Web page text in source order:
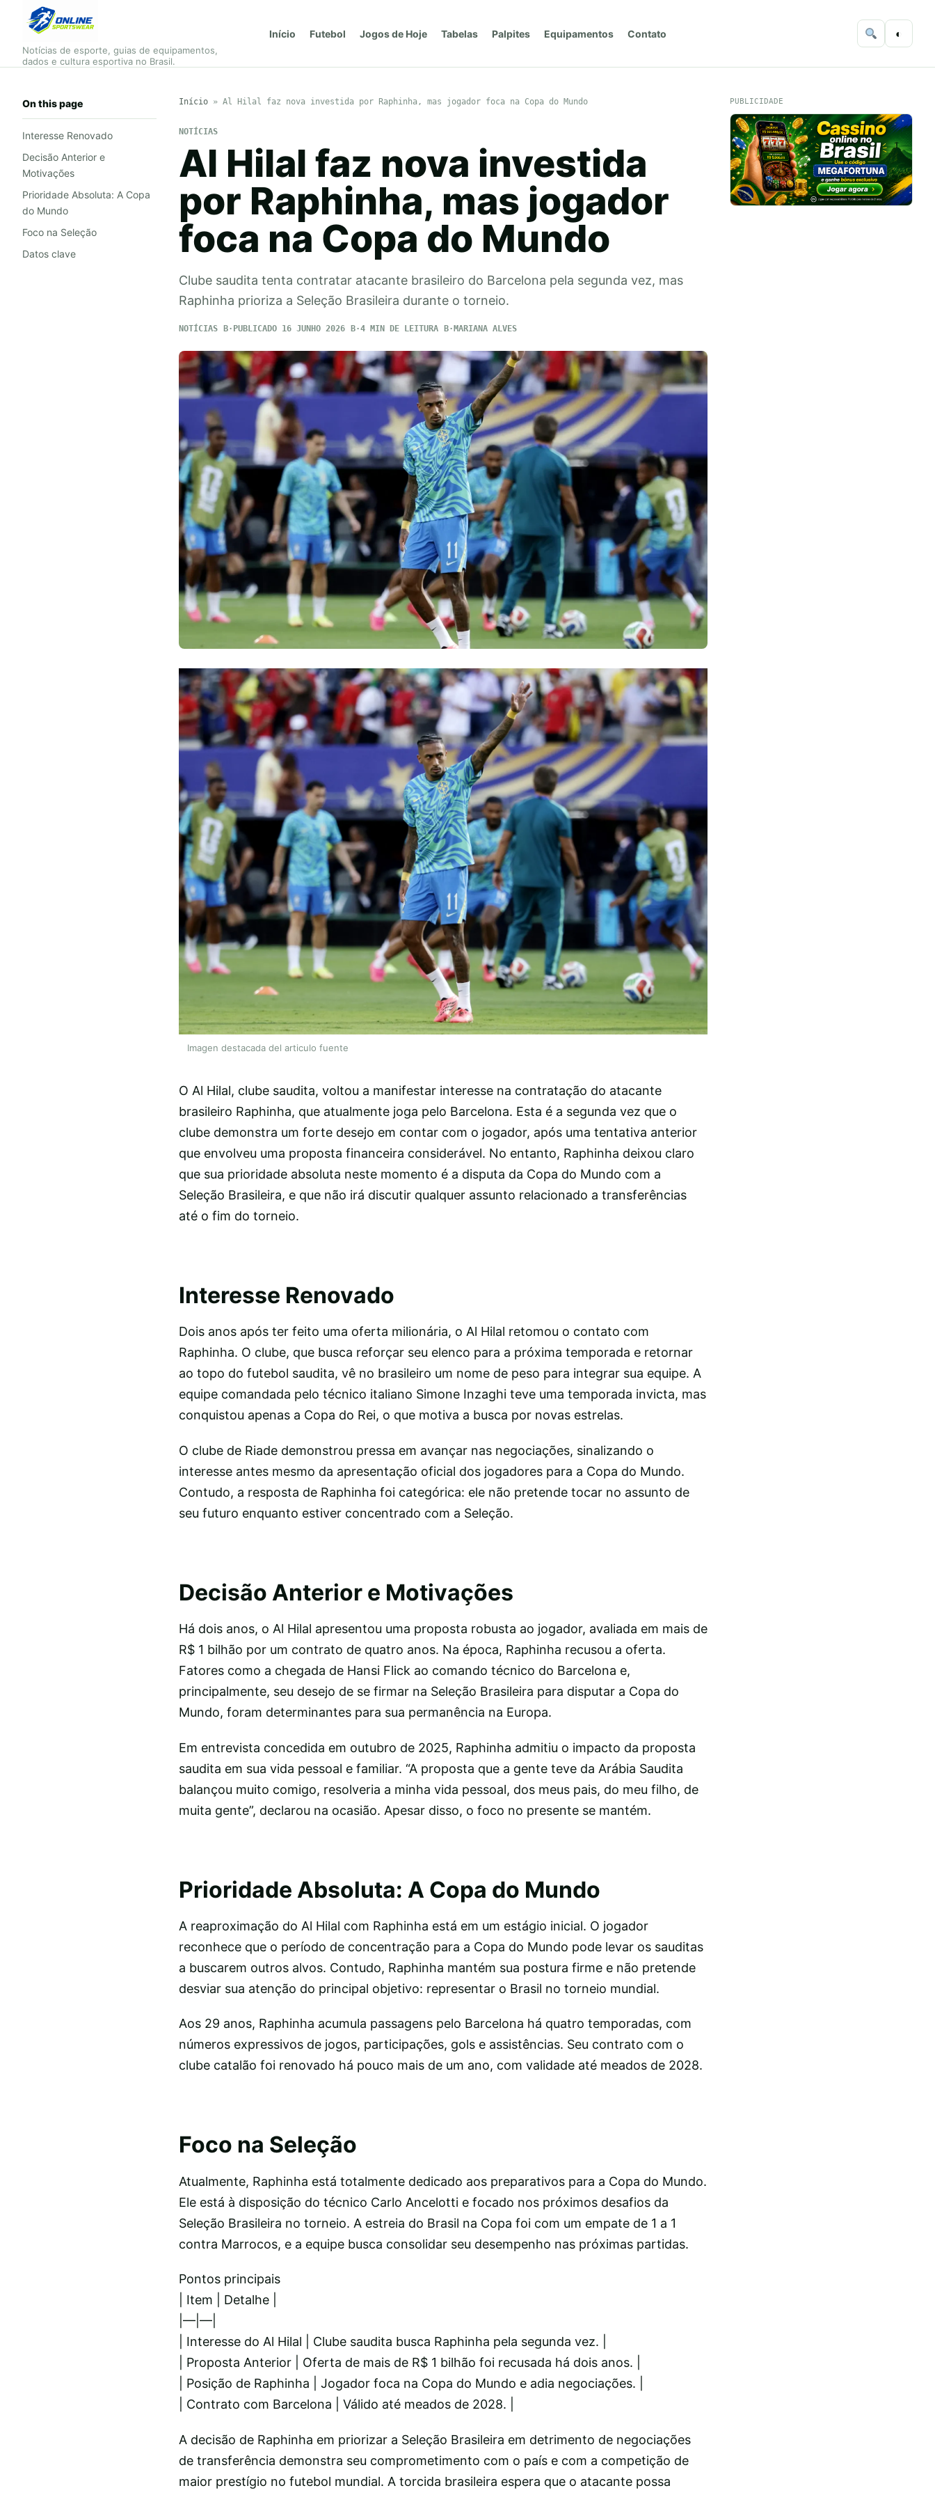
Notícias de esporte, guias de equipamentos,
dados e cultura esportiva no Brasil.
Início Futebol Jogos de Hoje Tabelas Palpites Equipamentos Contato ◐
On this page
Interesse Renovado
Decisão Anterior e
Motivações
Prioridade Absoluta: A Copa
do Mundo
Foco na Seleção
Datos clave
Início» Al Hilal faz nova investida por Raphinha, mas jogador foca na Copa do Mundo
NOTÍCIAS
Al Hilal faz nova investida
por Raphinha, mas jogador
foca na Copa do Mundo
Clube saudita tenta contratar atacante brasileiro do Barcelona pela segunda vez, mas
Raphinha prioriza a Seleção Brasileira durante o torneio.
NOTÍCIAS PUBLICADO 16 JUNHO 2026 4 MIN DE LEITURA MARIANA ALVES
Imagen destacada del articulo fuente
O Al Hilal, clube saudita, voltou a manifestar interesse na contratação do atacante
brasileiro Raphinha, que atualmente joga pelo Barcelona. Esta é a segunda vez que o
clube demonstra um forte desejo em contar com o jogador, após uma tentativa anterior
que envolveu uma proposta financeira considerável. No entanto, Raphinha deixou claro
que sua prioridade absoluta neste momento é a disputa da Copa do Mundo com a
Seleção Brasileira, e que não irá discutir qualquer assunto relacionado a transferências
até o fim do torneio.
Interesse Renovado
Dois anos após ter feito uma oferta milionária, o Al Hilal retomou o contato com
Raphinha. O clube, que busca reforçar seu elenco para a próxima temporada e retornar
ao topo do futebol saudita, vê no brasileiro um nome de peso para integrar sua equipe. A
equipe comandada pelo técnico italiano Simone Inzaghi teve uma temporada invicta, mas
conquistou apenas a Copa do Rei, o que motiva a busca por novas estrelas.
O clube de Riade demonstrou pressa em avançar nas negociações, sinalizando o
interesse antes mesmo da apresentação oficial dos jogadores para a Copa do Mundo.
Contudo, a resposta de Raphinha foi categórica: ele não pretende tocar no assunto de
seu futuro enquanto estiver concentrado com a Seleção.
Decisão Anterior e Motivações
Há dois anos, o Al Hilal apresentou uma proposta robusta ao jogador, avaliada em mais de
R$ 1 bilhão por um contrato de quatro anos. Na época, Raphinha recusou a oferta.
Fatores como a chegada de Hansi Flick ao comando técnico do Barcelona e,
principalmente, seu desejo de se firmar na Seleção Brasileira para disputar a Copa do
Mundo, foram determinantes para sua permanência na Europa.
Em entrevista concedida em outubro de 2025, Raphinha admitiu o impacto da proposta
saudita em sua vida pessoal e familiar. “A proposta que a gente teve da Arábia Saudita
balançou muito comigo, resolveria a minha vida pessoal, dos meus pais, do meu filho, de
muita gente”, declarou na ocasião. Apesar disso, o foco no presente se mantém.
Prioridade Absoluta: A Copa do Mundo
A reaproximação do Al Hilal com Raphinha está em um estágio inicial. O jogador
reconhece que o período de concentração para a Copa do Mundo pode levar os sauditas
a buscarem outros alvos. Contudo, Raphinha mantém sua postura firme e não pretende
desviar sua atenção do principal objetivo: representar o Brasil no torneio mundial.
Aos 29 anos, Raphinha acumula passagens pelo Barcelona há quatro temporadas, com
números expressivos de jogos, participações, gols e assistências. Seu contrato com o
clube catalão foi renovado há pouco mais de um ano, com validade até meados de 2028.
Foco na Seleção
Atualmente, Raphinha está totalmente dedicado aos preparativos para a Copa do Mundo.
Ele está à disposição do técnico Carlo Ancelotti e focado nos próximos desafios da
Seleção Brasileira no torneio. A estreia do Brasil na Copa foi com um empate de 1 a 1
contra Marrocos, e a equipe busca consolidar seu desempenho nas próximas partidas.
Pontos principais
| Item | Detalhe |
|—|—|
| Interesse do Al Hilal | Clube saudita busca Raphinha pela segunda vez. |
| Proposta Anterior | Oferta de mais de R$ 1 bilhão foi recusada há dois anos. |
| Posição de Raphinha | Jogador foca na Copa do Mundo e adia negociações. |
| Contrato com Barcelona | Válido até meados de 2028. |
A decisão de Raphinha em priorizar a Seleção Brasileira em detrimento de negociações
de transferência demonstra seu comprometimento com o país e com a competição de
maior prestígio no futebol mundial. A torcida brasileira espera que o atacante possa
PUBLICIDADE